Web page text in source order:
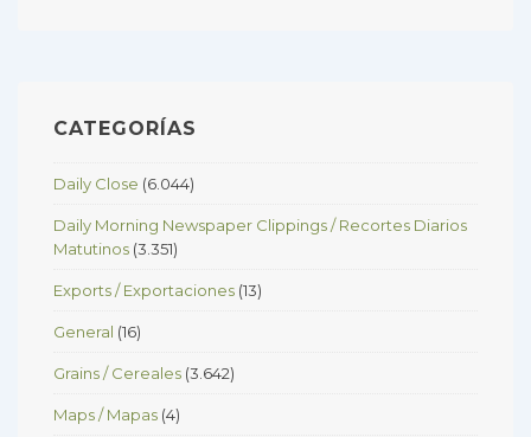
CATEGORÍAS
Daily Close (6.044)
Daily Morning Newspaper Clippings / Recortes Diarios
Matutinos (3.351)
Exports / Exportaciones (13)
General (16)
Grains / Cereales (3.642)
Maps / Mapas (4)